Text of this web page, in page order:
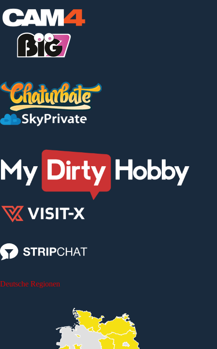
Deutsche Regionen